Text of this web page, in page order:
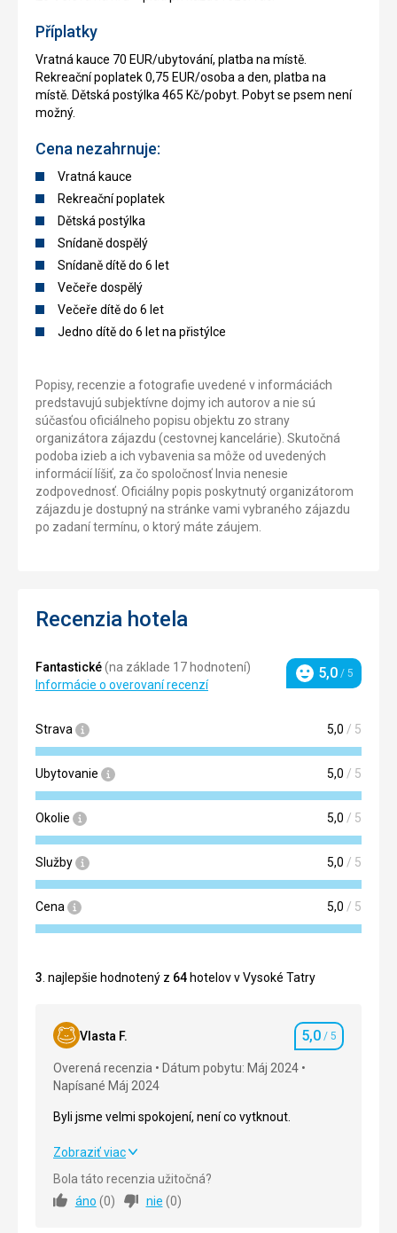
Příplatky
Vratná kauce 70 EUR/ubytování, platba na místě.
Rekreační poplatek 0,75 EUR/osoba a den, platba na
místě. Dětská postýlka 465 Kč/pobyt. Pobyt se psem není
možný.
Cena nezahrnuje:
Vratná kauce
Rekreační poplatek
Dětská postýlka
Snídaně dospělý
Snídaně dítě do 6 let
Večeře dospělý
Večeře dítě do 6 let
Jedno dítě do 6 let na přistýlce
Popisy, recenzie a fotografie uvedené v informáciách
predstavujú subjektívne dojmy ich autorov a nie sú
súčasťou oficiálneho popisu objektu zo strany
organizátora zájazdu (cestovnej kancelárie). Skutočná
podoba izieb a ich vybavenia sa môže od uvedených
informácií líšiť, za čo spoločnosť Invia nenesie
zodpovednosť. Oficiálny popis poskytnutý organizátorom
zájazdu je dostupný na stránke vami vybraného zájazdu
po zadaní termínu, o ktorý máte záujem.
Recenzia hotela
Fantastické(na základe 17 hodnotení)
Informácie o overovaní recenzí
Hodnotenie
5,0 / 5
Strava 5,0 / 5
Ubytovanie 5,0 / 5
Okolie 5,0 / 5
Služby 5,0 / 5
Cena 5,0 / 5
3 . najlepšie hodnotený z 64 hotelov v Vysoké Tatry
Vlasta F. Hodnotenie
5,0 / 5
Overená recenzia
Dátum pobytu: Máj 2024
Napísané Máj 2024
Byli jsme velmi spokojení, není co vytknout.
Byli jsme velmi spokojení, není co vytknout.
Strava
Zobraziť viac
Bola táto recenzia užitočná?
áno (0) nie (0)